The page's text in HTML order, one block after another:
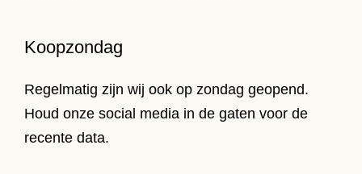
Koopzondag
Regelmatig zijn wij ook op zondag geopend.
Houd onze social media in de gaten voor de
recente data.